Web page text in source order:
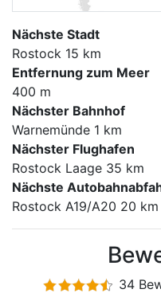
Nächste Stadt
Rostock 15 km
Entfernung zum Meer
400 m
Nächster Bahnhof
Warnemünde 1 km
Nächster Flughafen
Rostock Laage 35 km
Nächste
Rostock A19/A20 20 km
34